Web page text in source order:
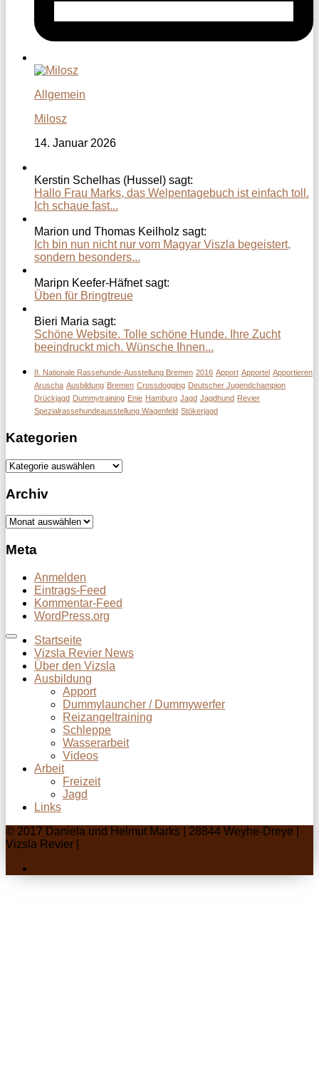
Allgemein
Milosz
14. Januar 2026
Kerstin Schelhas (Hussel) sagt:
Hallo Frau Marks, das Welpentagebuch ist einfach toll.
Ich schaue fast...
Marion und Thomas Keilholz sagt:
Ich bin nun nicht nur vom Magyar Viszla begeistert,
sondern besonders...
Maripn Keefer-Häfnet sagt:
Üben für Bringtreue
Bieri Maria sagt:
Schöne Website. Tolle schöne Hunde. Ihre Zucht
beeindruckt mich. Wünsche Ihnen...
8. Nationale Rassehunde-Ausstellung Bremen 2016 Apport Apportel Apportieren
Aruscha Ausbildung Bremen Crossdogging Deutscher Jugendchampion
Drückjagd Dummytraining Enie Hamburg Jagd Jagdhund Revier
Spezialrassehundeausstellung Wagenfeld Stökerjagd
Kategorien
Kategorien
Archiv
Archiv
Meta
Anmelden
Eintrags-Feed
Kommentar-Feed
WordPress.org
Startseite
Vizsla Revier News
Über den Vizsla
Ausbildung
Apport
Dummylauncher / Dummywerfer
Reizangeltraining
Schleppe
Wasserarbeit
Videos
Arbeit
Freizeit
Jagd
Links
© 2017 Daniela und Helmut Marks | 28844 Weyhe-Dreye |
Vizsla Revier |